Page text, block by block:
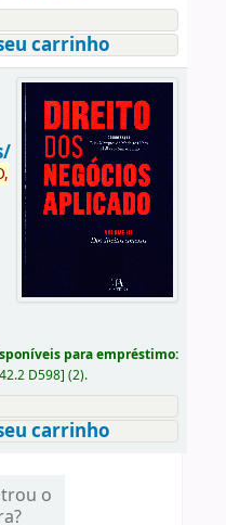
carrinho
para empréstimo:
D598] (2).
carrinho
o